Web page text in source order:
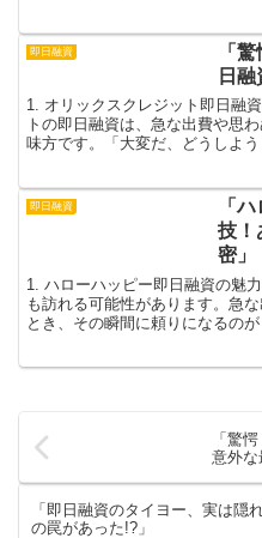
即日融資
「
日融
1. オリックスクレジット即日融
トの即日融資は、急な出費や思
味方です。「大変だ、どうしよ
即日融資
「
技！
密」
1. ハローハッピー即日融資の魅
も訪れる可能性があります。急
とき、その瞬間に頼りになるの
「驚
意外な
「即日融資のタイヨー、実は隠
の罠があった!?」